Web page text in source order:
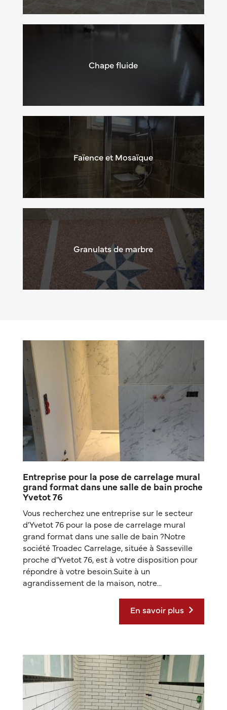
Chape fluide
Faïence et Mosaïque
Granulats de marbre
Entreprise pour la pose de carrelage mural
grand format dans une salle de bain proche
Yvetot 76
Vous recherchez une entreprise sur le secteur
d'Yvetot 76 pour la pose de carrelage mural
grand format dans une salle de bain ?Notre
société Troadec Carrelage, située à Sasseville
proche d'Yvetot 76, est à votre disposition pour
répondre à votre besoin.Suite à un
agrandissement de la maison, notre...
En savoir plus